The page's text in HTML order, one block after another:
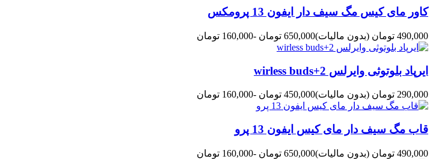
کاور مای کیس مگ سیف دار ایفون 13 پرومکس
490,000 تومان (بدون مالیات)650,000 تومان -160,000 تومان
ایرپاد بلوتوثی وایرلس wirless buds+2
290,000 تومان (بدون مالیات)450,000 تومان -160,000 تومان
قاب مگ سیف دار مای کیس ایفون 13 پرو
490,000 تومان (بدون مالیات)650,000 تومان -160,000 تومان